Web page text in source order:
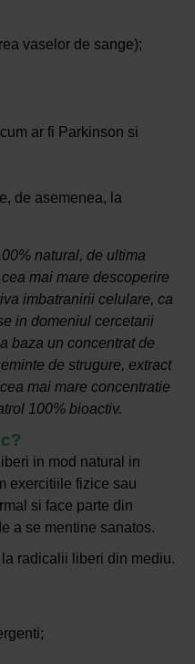
vaselor de sange);
ar fi Parkinson si
de asemenea, la
natural, de ultima
mai mare descoperire
imbatranirii celulare, ca
in domeniul cercetarii
baza un concentrat de
de strugure, extract
mai mare concentratie
100% bioactiv.
in mod natural in
exercitiile fizice sau
si face parte din
a se mentine sanatos.
radicalii liberi din mediu.